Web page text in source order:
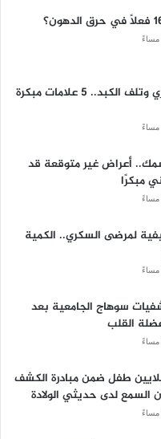
العلاقة بين السكري وتلف الكبد.. 5 علامات مبكرة
أعراض غير متوقعة قد
مبكرًا
لمرضى السكري.. الكمية
سوهاج الجامعية بعد
القلب
فحص 10 ملايين طفل ضمن مبادرة الكشف
السمع لدى حديثي الولادة